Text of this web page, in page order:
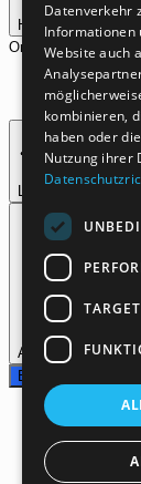
Heller Kontrast
Orientierungsmodule
Leselinie
Animationen
Einstellungen
Datenverkehr
Informationen
Website auch
kombinieren,
haben oder
Nutzung ihrer